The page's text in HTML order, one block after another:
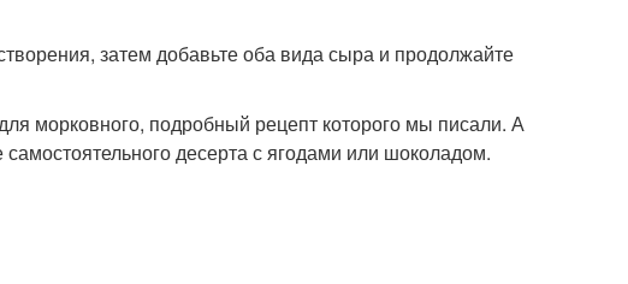
затем добавьте оба вида сыра и продолжайте
морковного, подробный рецепт которого мы писали. А
десерта с ягодами или шоколадом.